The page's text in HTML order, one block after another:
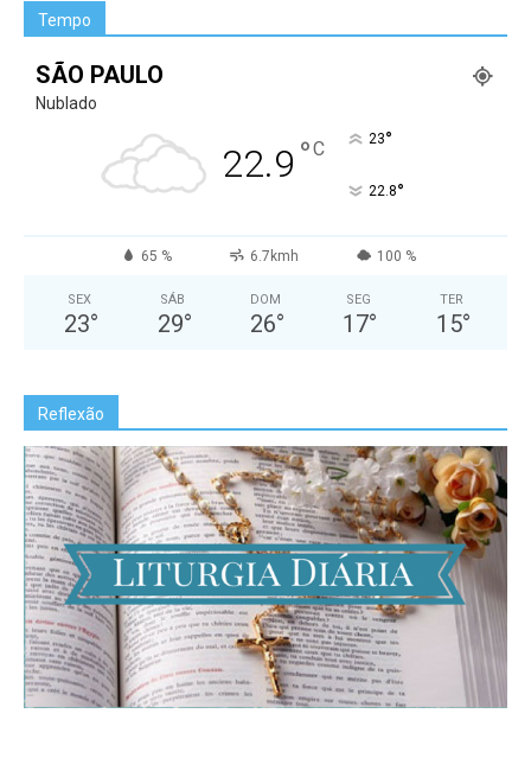
Tempo
SÃO PAULO
Nublado
22.9 °C 23°
22.8°
65 % 6.7kmh 100 %
SEX
23°
SÁB
29°
DOM
26°
SEG
17°
TER
15°
Reflexão